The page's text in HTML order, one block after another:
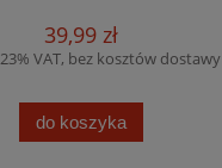
39,99 zł
VAT, bez kosztów dostawy
do koszyka